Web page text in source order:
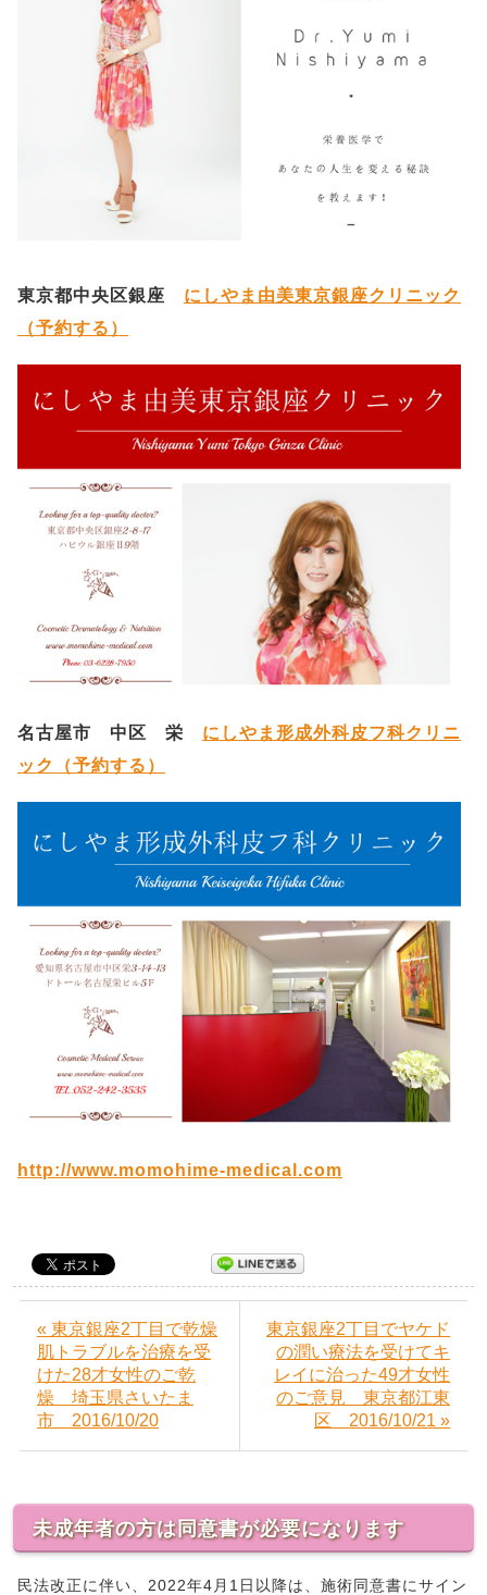
東京都中央区銀座 にしやま由美東京銀座クリニック
（予約する）
名古屋市 中区 栄 にしやま形成外科皮フ科クリニ
ック（予約する）
http://www.momohime-medical.com
« 東京銀座2丁目で乾燥
肌トラブルを治療を受
けた28才女性のご乾
燥 埼玉県さいたま
市 2016/10/20
東京銀座2丁目でヤケド
の潤い療法を受けてキ
レイに治った49才女性
のご意見 東京都江東
区 2016/10/21 »
未成年者の方は同意書が必要になります
民法改正に伴い、2022年4月1日以降は、施術同意書にサイン